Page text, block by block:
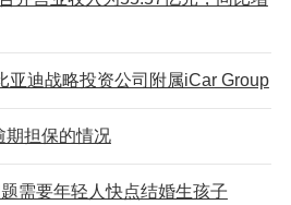
亚迪战略投资公司附属iCar Group
期担保的情况
需要年轻人快点结婚生孩子